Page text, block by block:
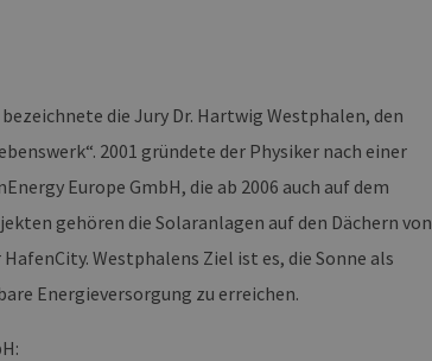
die Jury Dr. Hartwig Westphalen, den
2001 gründete der Physiker nach einer
Europe GmbH, die ab 2006 auch auf dem
gehören die Solaranlagen auf den Dächern von
Westphalens Ziel ist es, die Sonne als
Energieversorgung zu erreichen.